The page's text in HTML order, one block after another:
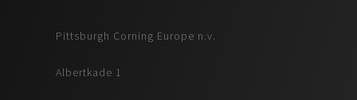
Pittsburgh Corning Europe n.v.
Albertkade 1